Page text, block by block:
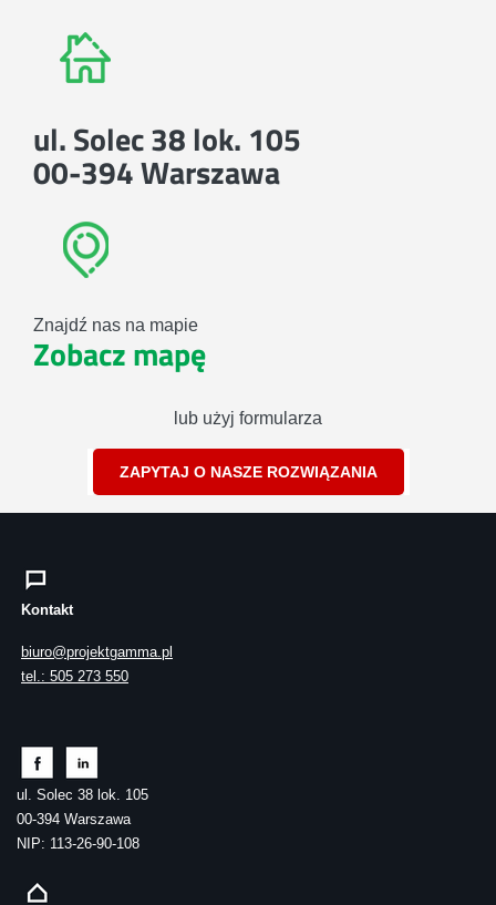
ul. Solec 38 lok. 105
00-394 Warszawa
Znajdź nas na mapie
Zobacz mapę
lub użyj formularza
ZAPYTAJ O NASZE ROZWIĄZANIA
Kontakt
biuro@projektgamma.pl
tel.: 505 273 550
ul. Solec 38 lok. 105
00-394 Warszawa
NIP: 113-26-90-108